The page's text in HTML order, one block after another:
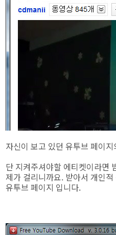
자신이 보고 있던 유투브 페이
단 지켜주셔야할 에티켓이라면
제가 걸리니까요. 받아서 개인
유투브 페이지 입니다.